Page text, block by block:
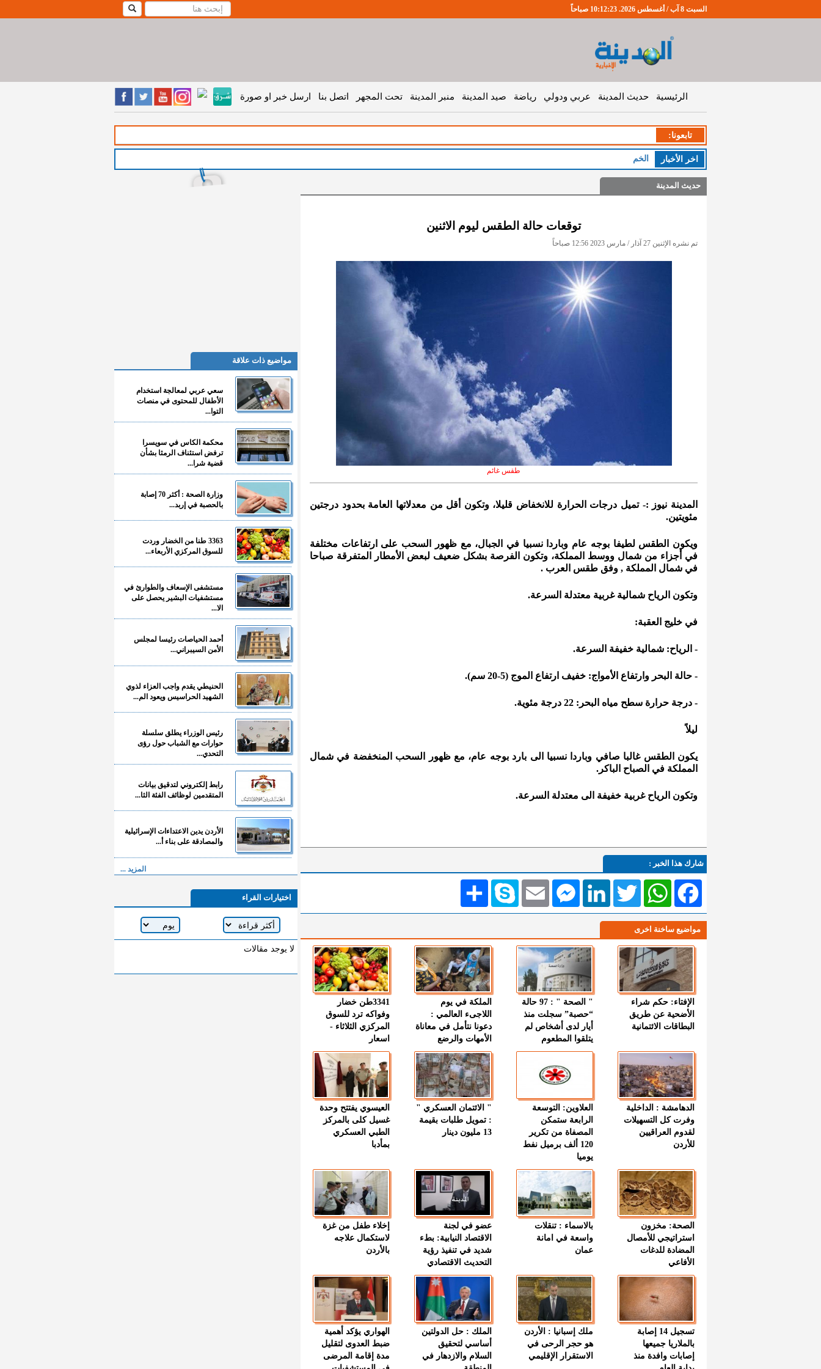
السبت 8 آب / أغسطس 2026. 10:12:24 صباحاً
الرئيسية حديث المدينة عربي ودولي رياضة صيد المدينة منبر المدينة تحت المجهر اتصل بنا ارسل خبر او صورة
تابعونا:
اخر اﻷخبار الخميس : طق
حديث المدينة
توقعات حالة الطقس ليوم الاثنين
تم نشره الإثنين 27 آذار / مارس 2023 12:56 صباحاً
طقس غائم
المدينة نيوز :- تميل درجات الحرارة للانخفاض قليلا، وتكون أقل من معدلاتها العامة بحدود درجتين
مئويتين.
ويكون الطقس لطيفا بوجه عام وباردا نسبيا في الجبال، مع ظهور السحب على ارتفاعات مختلفة
في أجزاء من شمال ووسط المملكة، وتكون الفرصة بشكل ضعيف لبعض الأمطار المتفرقة صباحا
في شمال المملكة , وفق طقس العرب .
وتكون الرياح شمالية غربية معتدلة السرعة.
في خليج العقبة:
- الرياح: شمالية خفيفة السرعة.
- حالة البحر وارتفاع الأمواج: خفيف ارتفاع الموج (5-20 سم).
- درجة حرارة سطح مياه البحر: 22 درجة مئوية.
ليلاً
يكون الطقس غالبا صافي وباردا نسبيا الى بارد بوجه عام، مع ظهور السحب المنخفضة في شمال
المملكة في الصباح الباكر.
وتكون الرياح غربية خفيفة الى معتدلة السرعة.
شارك هذا الخبر :
انشر Skype EmailMessengerLinkedIn TwitterWhatsAppFacebook
مواضيع ساخنة اخرى
الإفتاء: حكم شراء
الأضحية عن طريق
البطاقات الائتمانية
" الصحة " : 97 حالة
“حصبة” سجلت منذ
أيار لدى أشخاص لم
يتلقوا المطعوم
الملكة في يوم
اللاجىء العالمي :
دعونا نتأمل في معاناة
الأمهات والرضع
3341طن خضار
وفواكه ترد للسوق
المركزي الثلاثاء -
اسعار
الدهامشة : الداخلية
وفرت كل التسهيلات
لقدوم العراقيين
للأردن
العلاوين: التوسعة
الرابعة ستمكن
المصفاة من تكرير
120 ألف برميل نفط
يوميا
" الائتمان العسكري "
: تمويل طلبات بقيمة
13 مليون دينار
العيسوي يفتتح وحدة
غسيل كلى بالمركز
الطبي العسكري
بمأدبا
الصحة: مخزون
استراتيجي للأمصال
المضادة للدغات
الأفاعي
بالاسماء : تنقلات
واسعة في امانة
عمان
عضو في لجنة
الاقتصاد النيابية: بطء
شديد في تنفيذ رؤية
التحديث الاقتصادي
إخلاء طفل من غزة
لاستكمال علاجه
بالأردن
تسجيل 14 إصابة
بالملاريا جميعها
إصابات وافدة منذ
ملك إسبانيا : الأردن
هو حجر الرحى في
الاستقرار الإقليمي
الملك : حل الدولتين
أساسي لتحقيق
السلام والازدهار في
الهواري يؤكد أهمية
ضبط العدوى لتقليل
مدة إقامة المرضى
مواضيع ذات علاقة
سعي عربي لمعالجة استخدام
الأطفال للمحتوى في منصات
التوا...
محكمة الكاس في سويسرا
ترفض استئناف الرمثا بشأن
قضية شرا...
وزارة الصحة : أكثر 70 إصابة
بالحصبة في إربد...
3363 طنا من الخضار وردت
للسوق المركزي الأربعاء...
مستشفى الإسعاف والطوارئ في
مستشفيات البشير يحصل على
الا...
أحمد الحياصات رئيسا لمجلس
الأمن السيبراني...
الحنيطي يقدم واجب العزاء لذوي
الشهيد الحراسيس ويعود الم...
رئيس الوزراء يطلق سلسلة
حوارات مع الشباب حول رؤى
التحدي...
رابط إلكتروني لتدقيق بيانات
المتقدمين لوظائف الفئة الثا...
الأردن يدين الاعتداءات الإسرائيلية
والمصادقة على بناء أ...
المزيد ...
اختيارات القراء
لا يوجد مقالات